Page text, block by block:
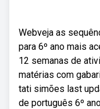
Webveja as
para 6º ano mais
12 semanas de
matérias com
tati simões last
de português 6º